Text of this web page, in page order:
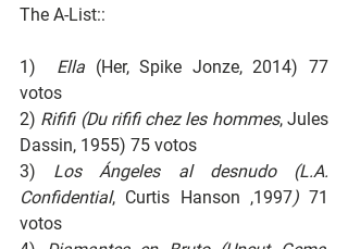
The A-List::
1) Ella (Her, Spike Jonze, 2014) 77
votos
2) Rififi (Du rififi chez les hommes, Jules
Dassin, 1955) 75 votos
3) Los Ángeles al desnudo (L.A.
Confidential, Curtis Hanson ,1997) 71
votos